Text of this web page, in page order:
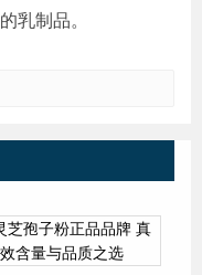
乳制品。